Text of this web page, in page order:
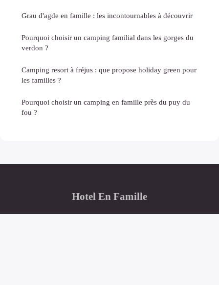
Grau d'agde en famille : les incontournables à découvrir
Pourquoi choisir un camping familial dans les gorges du
verdon ?
Camping resort à fréjus : que propose holiday green pour
les familles ?
Pourquoi choisir un camping en famille près du puy du
fou ?
Hotel En Famille